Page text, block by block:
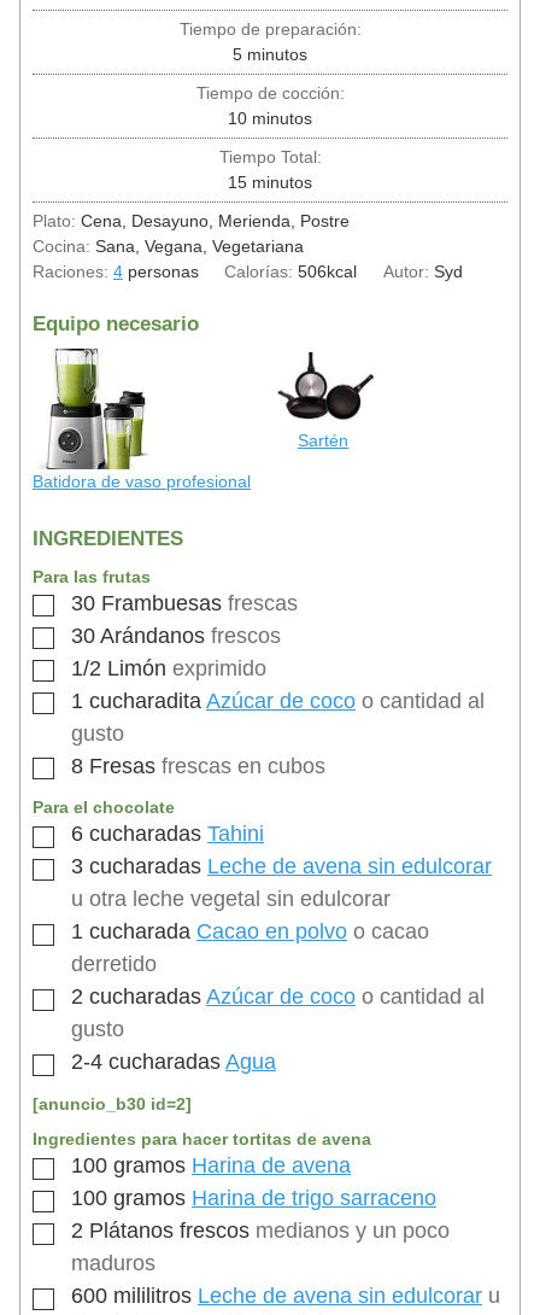
Tiempo de preparación:
5 minutos
Tiempo de cocción:
10 minutos
Tiempo Total:
15 minutos
Plato: Cena, Desayuno, Merienda, Postre
Cocina: Sana, Vegana, Vegetariana
Raciones: 4 personas Calorías:506kcal Autor: Syd
Equipo necesario
Batidora de vaso profesional
Sartén
INGREDIENTES
Para las frutas
30 Frambuesas frescas
30 Arándanos frescos
1/2 Limón exprimido
1 cucharadita Azúcar de coco o cantidad al
gusto
8 Fresas frescas en cubos
Para el chocolate
6 cucharadas Tahini
3 cucharadas Leche de avena sin edulcorar
u otra leche vegetal sin edulcorar
1 cucharada Cacao en polvo o cacao
derretido
2 cucharadas Azúcar de coco o cantidad al
gusto
2-4 cucharadas Agua
[anuncio_b30 id=2]
Ingredientes para hacer tortitas de avena
100 gramos Harina de avena
100 gramos Harina de trigo sarraceno
2 Plátanos frescos medianos y un poco
maduros
600 mililitros Leche de avena sin edulcorar u